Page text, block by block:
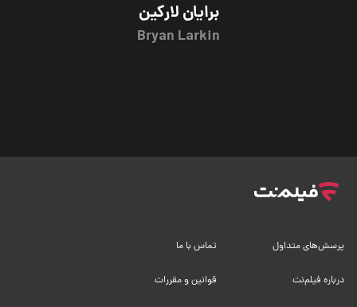
برایان لارکین
Bryan Larkin
پرسش‌های متداول تماس با ما
درباره فیلم‌نت قوانین و مقررات